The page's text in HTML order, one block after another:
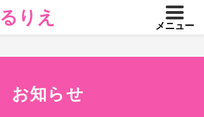
るりえ メニュー
お知らせ